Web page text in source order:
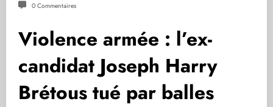
0 Commentaires
Violence armée : l’ex-
candidat Joseph Harry
Brétous tué par balles